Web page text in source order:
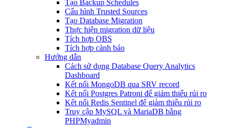
Tạo Backup Schedules
Cấu hình Trusted Sources
Tạo Database Migration
Thực hiện migration dữ liệu
Tích hợp OBS
Tích hợp cảnh báo
Hướng dẫn
Cách sử dụng Database Query Analytics
Dashboard
Kết nối MongoDB qua SRV record
Kết nối Postgres Patroni để giảm thiểu rủi ro
Kết nối Redis Sentinel để giảm thiểu rủi ro
Truy cập MySQL và MariaDB bằng
PHPMyadmin